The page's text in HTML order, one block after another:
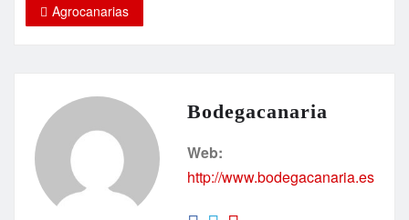
Agrocanarias
Bodegacanaria
Web:
http://www.bodegacanaria.es